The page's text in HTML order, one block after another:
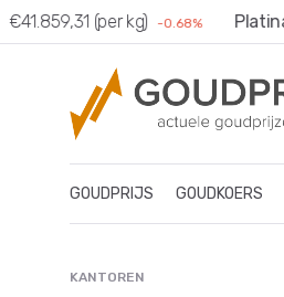
(per kg) -0.68% Platina
GOUDPRIJS GOUDKOERS
KANTOREN